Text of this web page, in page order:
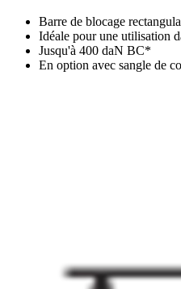
Barre de blocage
Idéale pour une utilisation
Jusqu'à 400 daN BC*
En option avec sangle de